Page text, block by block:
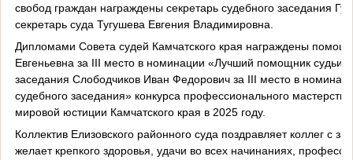
свобод граждан награждены секретарь судебного заседания
секретарь суда Тугушева Евгения Владимировна.
Дипломами Совета судей Камчатского края награждены
Евгеньевна за III место в номинации «Лучший помощник судьи»
заседания Слободчиков Иван Федорович за III место в
судебного заседания» конкурса профессионального
мировой юстиции Камчатского края в 2025 году.
Коллектив Елизовского районного суда поздравляет коллег с
желает крепкого здоровья, удачи во всех начинаниях,